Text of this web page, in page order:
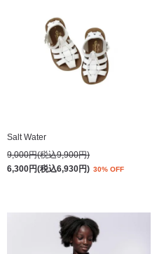
Salt Water
9,000円(税込9,900円)
6,300円(税込6,930円) 30% OFF